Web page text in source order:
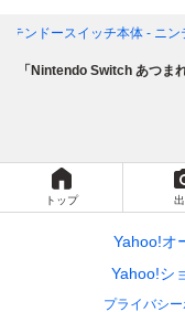
テンドースイッチ本体 - ニン
「Nintendo Switch あつま
トップ
Yahoo!オ
Yahoo!シ
プライバシ